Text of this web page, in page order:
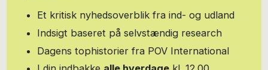
Et kritisk nyhedsoverblik fra ind- og udland
Indsigt baseret på selvstændig research
Dagens tophistorier fra POV International